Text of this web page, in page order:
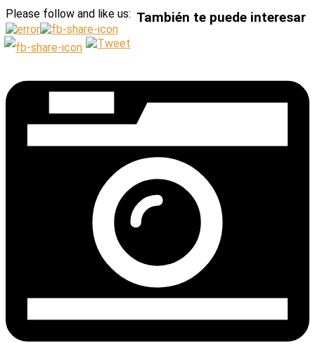
Please follow and like us: También te puede interesar